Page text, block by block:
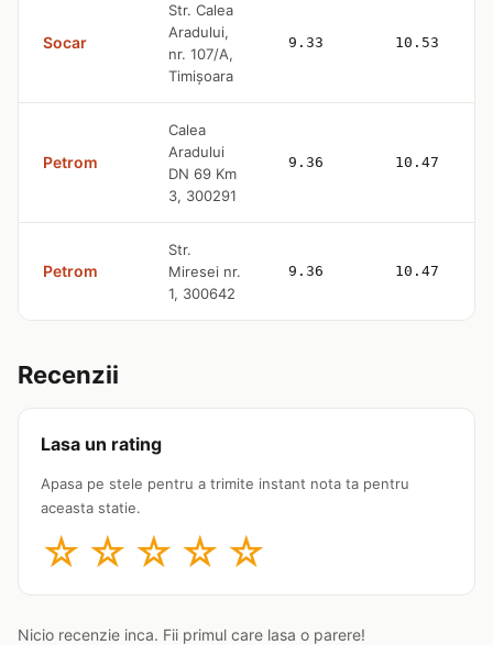
Socar
Str. Calea
Aradului,
nr. 107/A,
Timișoara
9.33 10.53
Petrom
Calea
Aradului
DN 69 Km
3, 300291
9.36 10.47
Petrom
Str.
Miresei nr.
1, 300642
9.36 10.47
Recenzii
Lasa un rating
Apasa pe stele pentru a trimite instant nota ta pentru
aceasta statie.
☆ ☆ ☆ ☆ ☆
Nicio recenzie inca. Fii primul care lasa o parere!